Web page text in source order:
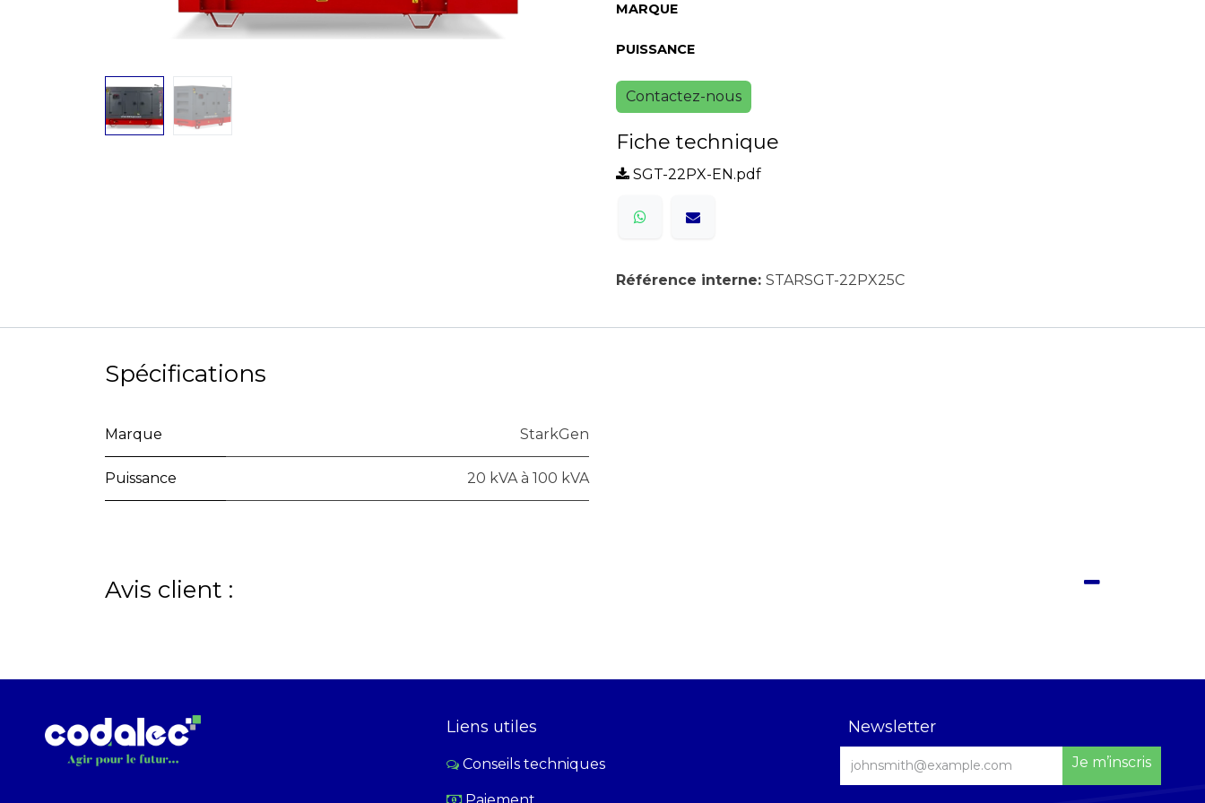
MARQUE
PUISSANCE
Contactez-nous
Fiche technique
SGT-22PX-EN.pdf
Référence interne: STARSGT-22PX25C
Spécifications
Marque StarkGen
Puissance 20 kVA à 100 kVA
Avis client :
Liens utiles
Conseils techniques
Newsletter
Je m’inscris